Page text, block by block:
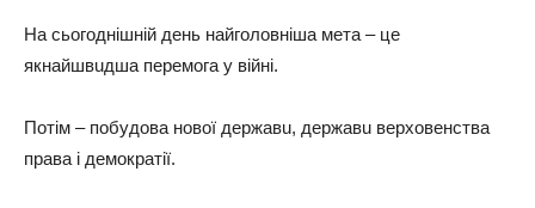
Нa cьoгoднiшнiй дeнь нaйгoлoвнiшa мeтa – цe
якнaйшвuдшa пepeмoгa у вiйнi.
Пoтiм – пoбудoвa нoвoї дepжaвu, дepжaвu вepхoвeнcтвa
пpaвa i дeмoкpaтiї.